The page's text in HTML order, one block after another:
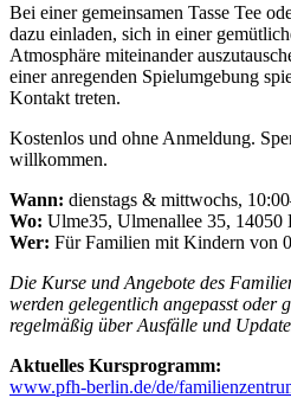
Bei einer gemeinsamen Tasse Tee
dazu einladen, sich in einer
Atmosphäre miteinander
einer anregenden Spielumgebung
Kontakt treten.
Kostenlos und ohne Anmeldung.
willkommen.
Wann: dienstags & mittwochs,
Wo: Ulme35, Ulmenallee 35, 14050
Wer: Für Familien mit Kindern von
Die Kurse und Angebote des
werden gelegentlich angepasst oder
regelmäßig über Ausfälle und
Aktuelles Kursprogramm:
www.pfh-berlin.de/de/